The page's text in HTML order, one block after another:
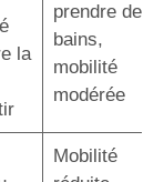
la
prendre des
bains,
mobilité
modérée
Mobilité